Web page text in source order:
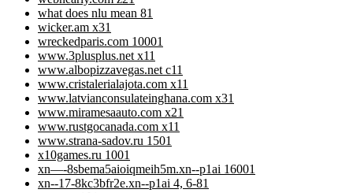
what does nlu mean 81
wicker.am x31
wreckedparis.com 10001
www.3plusplus.net x11
www.albopizzavegas.net c11
www.cristalerialajota.com x11
www.latvianconsulateinghana.com x31
www.miramesaauto.com x21
www.rustgocanada.com x11
www.strana-sadov.ru 1501
x10games.ru 1001
xn—-8sbema5aioiqmeih5m.xn--p1ai 16001
xn--17-8kc3bfr2e.xn--p1ai 4, 6-81